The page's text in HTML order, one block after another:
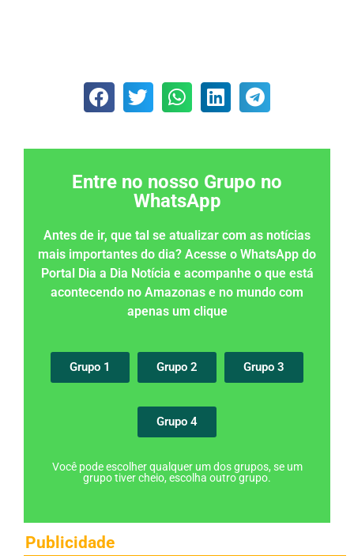
Entre no nosso Grupo no
WhatsApp
Antes de ir, que tal se atualizar com as notícias
mais importantes do dia? Acesse o WhatsApp do
Portal Dia a Dia Notícia e acompanhe o que está
acontecendo no Amazonas e no mundo com
apenas um clique
Grupo 1 Grupo 2 Grupo 3
Grupo 4
Você pode escolher qualquer um dos grupos, se um
grupo tiver cheio, escolha outro grupo.
Publicidade